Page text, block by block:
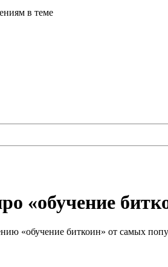
в теме
«обучение
«обучение биткоин» от самых